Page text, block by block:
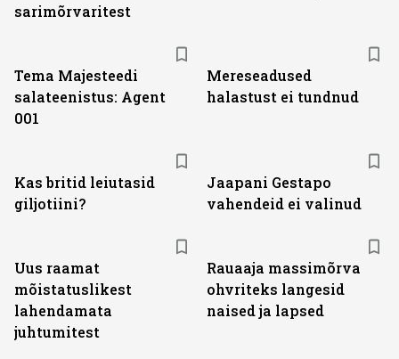
sarimõrvaritest
Tema Majesteedi
salateenistus: Agent
001
Mereseadused
halastust ei tundnud
Kas britid leiutasid
giljotiini?
Jaapani Gestapo
vahendeid ei valinud
Uus raamat
mõistatuslikest
lahendamata
juhtumitest
Rauaaja massimõrva
ohvriteks langesid
naised ja lapsed